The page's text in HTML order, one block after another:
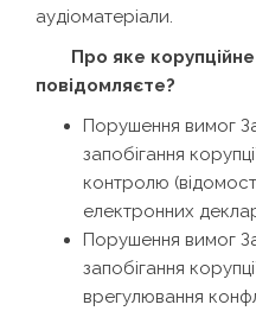
аудіоматеріали.
Про яке
повідомляєте?
Порушення вимог
запобігання
контролю
електронних
Порушення вимог
запобігання
врегулювання